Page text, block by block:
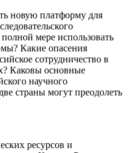
новую платформу для
мере использовать
Какие опасения
сотрудничество в
Каковы основные
научного
страны могут преодолеть
ресурсов и